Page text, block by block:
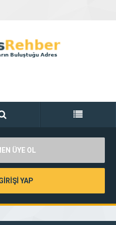
ÜYE OL
YAP